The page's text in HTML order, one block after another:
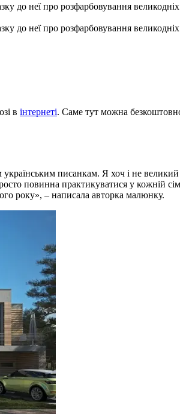
до неї про розфарбовування
до неї про розфарбовування
в інтернеті. Саме тут можна
писанкам. Я хоч і не
повинна практикуватися у кожній
року», – написала авторка малюнку.